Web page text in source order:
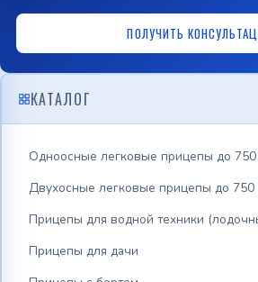
ПОЛУЧИТЬ
КАТАЛОГ
Одноосные легковые прицепы до 750
Двухосные легковые прицепы до 750
Прицепы для водной техники
Прицепы для дачи